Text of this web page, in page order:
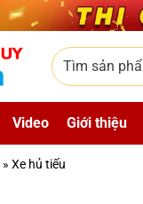
Tìm sản phẩm
Video Giới thiệu
» Xe hủ tiếu